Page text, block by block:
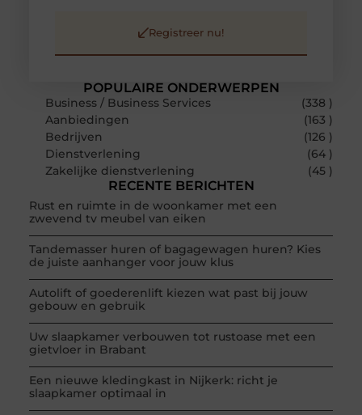
POPULAIRE ONDERWERPEN
Business / Business Services
(338 )
Aanbiedingen
(163 )
Bedrijven
(126 )
Dienstverlening
(64 )
Zakelijke dienstverlening
(45 )
RECENTE BERICHTEN
Rust en ruimte in de woonkamer met een
zwevend tv meubel van eiken
Tandemasser huren of bagagewagen huren? Kies
de juiste aanhanger voor jouw klus
Autolift of goederenlift kiezen wat past bij jouw
gebouw en gebruik
Uw slaapkamer verbouwen tot rustoase met een
gietvloer in Brabant
Een nieuwe kledingkast in Nijkerk: richt je
slaapkamer optimaal in
Registreer nu!